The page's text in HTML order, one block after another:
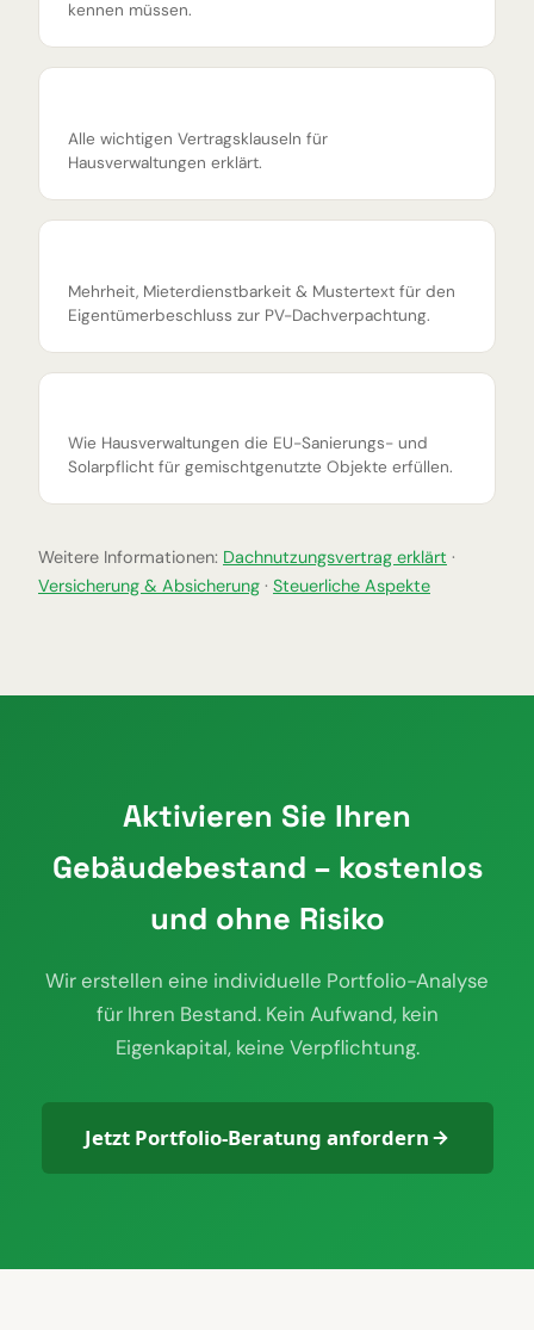
kennen müssen.
Alle wichtigen Vertragsklauseln für
Hausverwaltungen erklärt.
Mehrheit, Mieterdienstbarkeit & Mustertext für den
Eigentümerbeschluss zur PV-Dachverpachtung.
Wie Hausverwaltungen die EU-Sanierungs- und
Solarpflicht für gemischtgenutzte Objekte erfüllen.
Weitere Informationen: Dachnutzungsvertrag erklärt ·
Versicherung & Absicherung · Steuerliche Aspekte
Aktivieren Sie Ihren
Gebäudebestand – kostenlos
und ohne Risiko
Wir erstellen eine individuelle Portfolio-Analyse
für Ihren Bestand. Kein Aufwand, kein
Eigenkapital, keine Verpflichtung.
Jetzt Portfolio-Beratung anfordern